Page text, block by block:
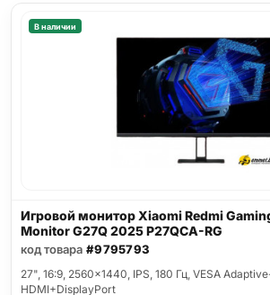
В наличии
Игровой монитор Xiaomi Redmi
Monitor G27Q 2025 P27QCA-RG
код товара #9795793
27", 16:9, 2560x1440, IPS, 180 Гц, VESA
HDMI+DisplayPort